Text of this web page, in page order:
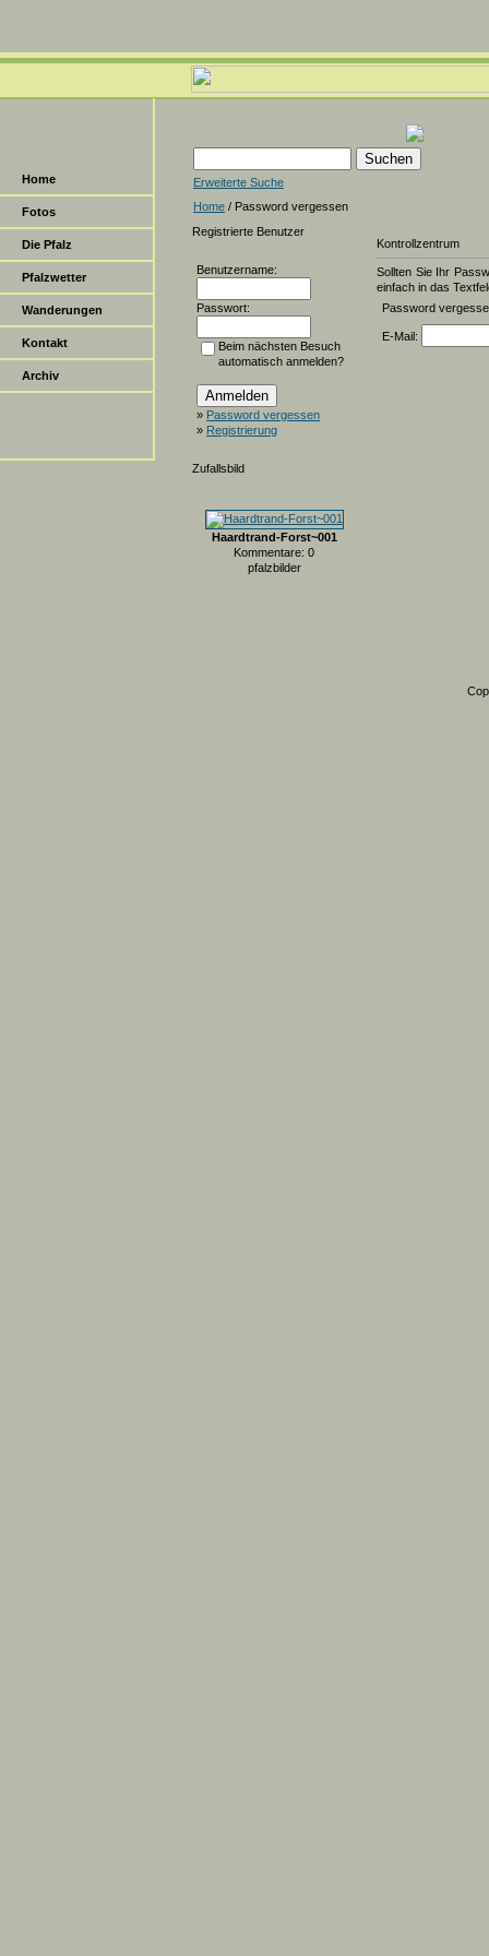
Home
Fotos
Die Pfalz
Pfalzwetter
Wanderungen
Kontakt
Archiv
Erweiterte Suche
Home / Password vergessen
Registrierte Benutzer
Benutzername:
Passwort:
Beim nächsten Besuch
automatisch anmelden?
» Password vergessen
» Registrierung
Zufallsbild
Haardtrand-Forst~001
Kommentare: 0
pfalzbilder
Kontrollzentrum
Sollten Sie Ihr
einfach in das
Password
E-Mail: